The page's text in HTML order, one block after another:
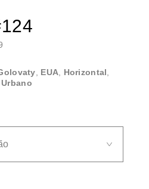
EUA Horizontal
Urbano